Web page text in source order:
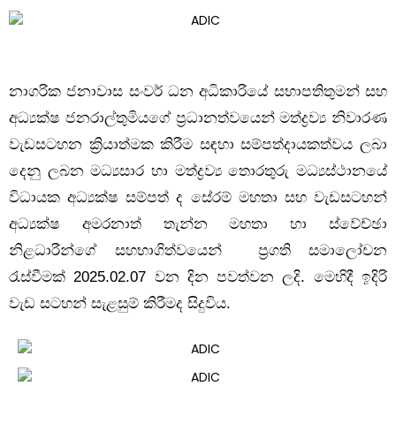
නාගරික ජනාවාස සංවර් ධන අධිකාරියේ සභාපතිතුමන් සහ
අධ්‍යක්ෂ ජනරාල්තුමියගේ ප්‍රධානත්වයෙන් මත්ද්‍රව්‍ය නිවාරණ
වැඩසටහන ක්‍රියාත්මක කිරීම සඳහා සම්පත්දායකත්වය ලබා
දෙනු ලබන මධ්‍යසාර හා මත්ද්‍රව්‍ය තොරතුරු මධ්‍යස්ථානයේ
විධායක අධ්‍යක්ෂ සම්පත් ද සේරම් මහතා සහ වැඩසටහන්
අධ්‍යක්ෂ අමරනාත් තැන්න මහතා හා ස්වේච්ඡා
නිළධාරීන්ගේ සහභාගිත්වයෙන් ප්‍රගති සමාලෝචන
රැස්වීමක් 2025.02.07 වන දින පවත්වන ලදි. මෙහිදී ඉදිරි
වැඩ සටහන් සැළසුම් කිරීමද සිදුවිය.